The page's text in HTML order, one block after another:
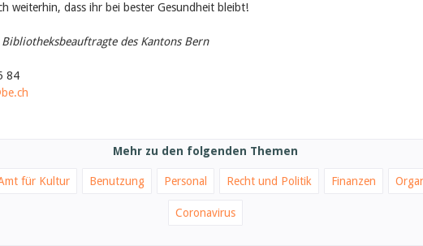
weiterhin, dass ihr bei bester Gesundheit bleibt!
des Kantons Bern
84
Mehr zu den folgenden Themen
für Kultur Benutzung Personal Recht und Politik Finanzen
Coronavirus